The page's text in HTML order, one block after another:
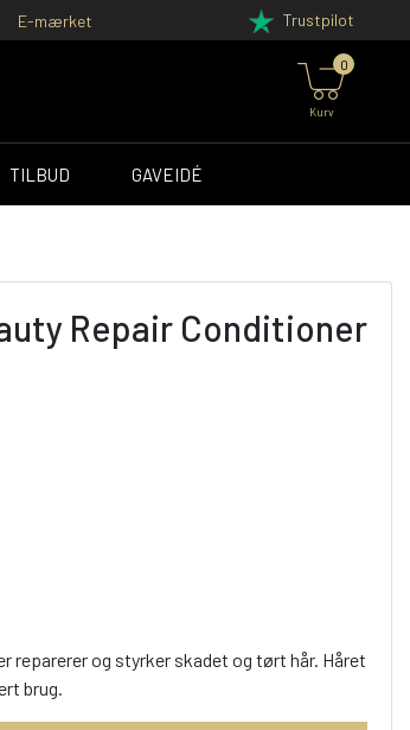
E-mærket Trustpilot
Kurv
0
TILBUD GAVEIDÉ
Repair Conditioner
reparerer og styrker skadet og tørt hår. Håret
brug.